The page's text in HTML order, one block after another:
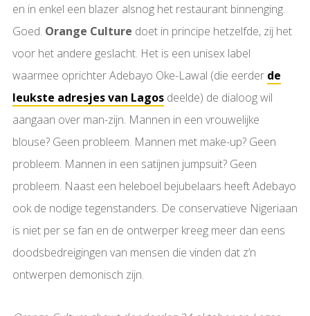
en in enkel een blazer alsnog het restaurant binnenging.
Goed. Orange Culture doet in principe hetzelfde, zij het
voor het andere geslacht. Het is een unisex label
waarmee oprichter Adebayo Oke-Lawal (die eerder de
leukste adresjes van Lagosdeelde) de dialoog wil
aangaan over man-zijn. Mannen in een vrouwelijke
blouse? Geen probleem. Mannen met make-up? Geen
probleem. Mannen in een satijnen jumpsuit? Geen
probleem. Naast een heleboel bejubelaars heeft Adebayo
ook de nodige tegenstanders. De conservatieve Nigeriaan
is niet per se fan en de ontwerper kreeg meer dan eens
doodsbedreigingen van mensen die vinden dat z’n
ontwerpen demonisch zijn.